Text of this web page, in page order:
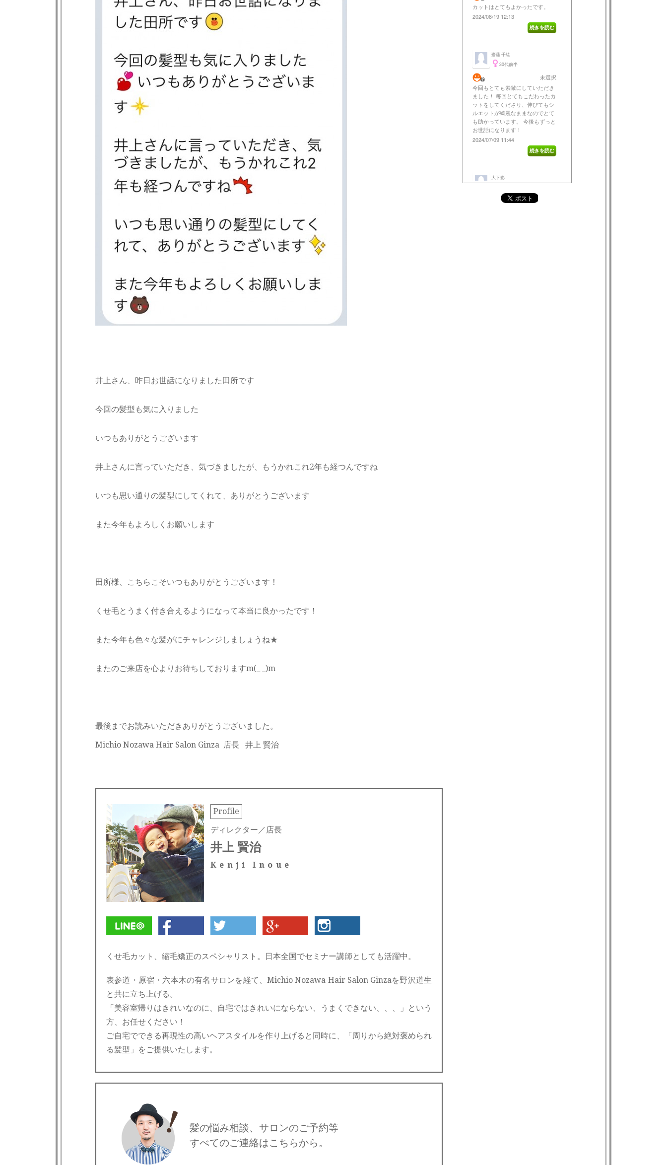
井上さん、昨日お世話になりました田所です
今回の髪型も気に入りました
いつもありがとうございます
井上さんに言っていただき、気づきましたが、もうかれこれ2年も経つんですね
いつも思い通りの髪型にしてくれて、ありがとうございます
また今年もよろしくお願いします
田所様、こちらこそいつもありがとうございます！
くせ毛とうまく付き合えるようになって本当に良かったです！
また今年も色々な髪がにチャレンジしましょうね★
またのご来店を心よりお待ちしておりますm(_ _)m
最後までお読みいただきありがとうございました。
Michio Nozawa Hair Salon Ginza 店長 井上 賢治
Profile
ディレクター／店長
井上 賢治
Kenji Inoue
くせ毛カット、縮毛矯正のスペシャリスト。日本全国でセミナー講師としても活躍中。
表参道・原宿・六本木の有名サロンを経て、Michio Nozawa Hair Salon Ginzaを野沢道生
と共に立ち上げる。
「美容室帰りはきれいなのに、自宅ではきれいにならない、うまくできない、、、」という
方、お任せください！
ご自宅でできる再現性の高いヘアスタイルを作り上げると同時に、「周りから絶対褒められ
る髪型」をご提供いたします。
髪の悩み相談、サロンのご予約等
すべてのご連絡はこちらから。